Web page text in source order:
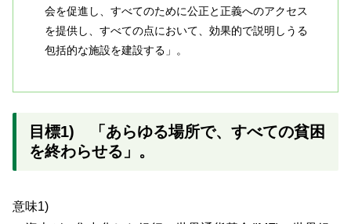
会を促進し、すべてのために公正と正義へのアクセス
を提供し、すべての点において、効果的で説明しうる
包括的な施設を建設する」。
目標1) 「あらゆる場所で、すべての貧困
を終わらせる」。
意味1)